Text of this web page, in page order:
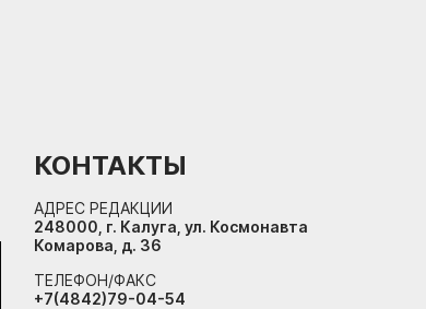
КОНТАКТЫ
АДРЕС РЕДАКЦИИ
248000, г. Калуга, ул. Космонавта
Комарова, д. 36
ТЕЛЕФОН/ФАКС
+7(4842)79-04-54